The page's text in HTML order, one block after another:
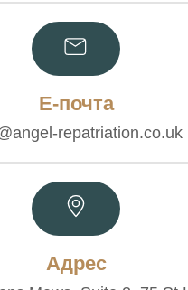
Е-почта
repatriation.co.uk
Адрес